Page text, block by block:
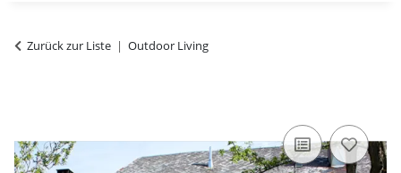
Zurück zur Liste Outdoor Living